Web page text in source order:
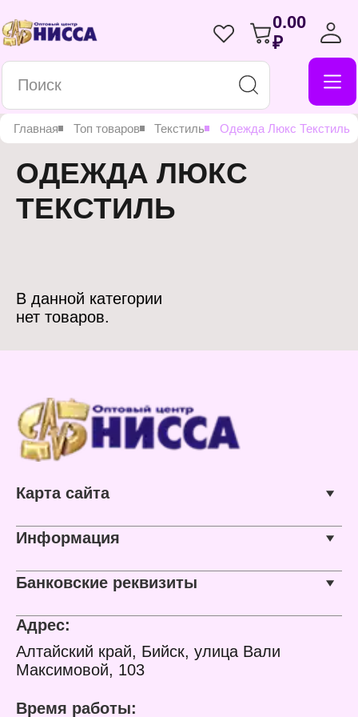
0.00
₽
Главная Топ товаров Текстиль Одежда Люкс Текстиль
ОДЕЖДА ЛЮКС
ТЕКСТИЛЬ
В данной категории
нет товаров.
Карта сайта
Информация
Банковские реквизиты
Адрес:
Алтайский край, Бийск, улица Вали
Максимовой, 103
Время работы: